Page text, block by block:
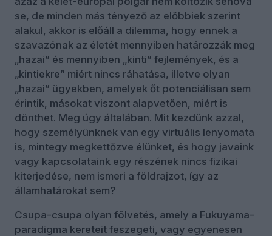
se, de minden más tényező az előbbiek szerint
alakul, akkor is előáll a dilemma, hogy ennek a
szavazónak az életét mennyiben határozzák meg
„hazai” és mennyiben „kinti” fejlemények, és a
„kintiekre” miért nincs ráhatása, illetve olyan
„hazai” ügyekben, amelyek őt potenciálisan sem
érintik, másokat viszont alapvetően, miért is
dönthet. Meg úgy általában. Mit kezdünk azzal,
hogy személyünknek van egy virtuális lenyomata
is, mintegy megkettőzve élünket, és hogy javaink
vagy kapcsolataink egy részének nincs fizikai
kiterjedése, nem ismeri a földrajzot, így az
államhatárokat sem?
Csupa-csupa olyan fölvetés, amely a Fukuyama-
paradigma kereteit feszegeti, vagy egyenesen